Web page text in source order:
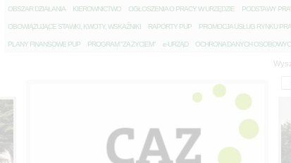
OBSZAR DZIAŁANIA KIEROWNICTWO OGŁOSZENIA O PRACY W URZĘDZIE PODSTAWY
OBOWIĄZUJĄCE STAWKI, KWOTY, WSKAŹNIKI RAPORTY PUP PROMOCJA USŁUG RYNKU
PLANY FINANSOWE PUP PROGRAM "ZA ŻYCIEM" e-URZĄD OCHRONA DANYCH